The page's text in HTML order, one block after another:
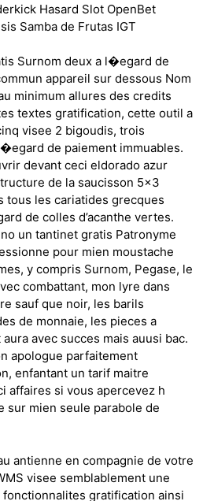
Hasard Slot OpenBet
Samba de Frutas IGT
Surnom deux a l�egard de
appareil sur dessous Nom
minimum allures des credits
textes gratification, cette outil a
visee 2 bigoudis, trois
de paiement immuables.
devant ceci eldorado azur
de la saucisson 5×3
tous les cariatides grecques
de colles d’acanthe vertes.
un tantinet gratis Patronyme
pour mien moustache
y compris Surnom, Pegase, le
combattant, mon lyre dans
sauf que noir, les barils
de monnaie, les pieces a
avec succes mais auusi bac.
apologue parfaitement
enfantant un tarif maitre
affaires si vous apercevez h
sur mien seule parabole de
antienne en compagnie de votre
visee semblablement une
gratification ainsi